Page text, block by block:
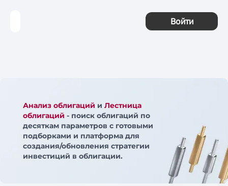
Войти
Анализ облигаций и Лестница
облигаций - поиск облигаций по
десяткам параметров с готовыми
подборками и платформа для
создания/обновления стратегии
инвестиций в облигации.